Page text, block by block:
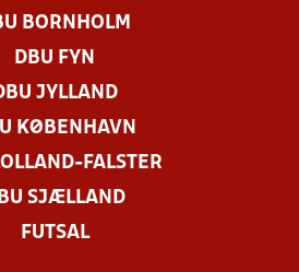
BORNHOLM
DBU FYN
JYLLAND
KØBENHAVN
FALSTER
SJÆLLAND
FUTSAL